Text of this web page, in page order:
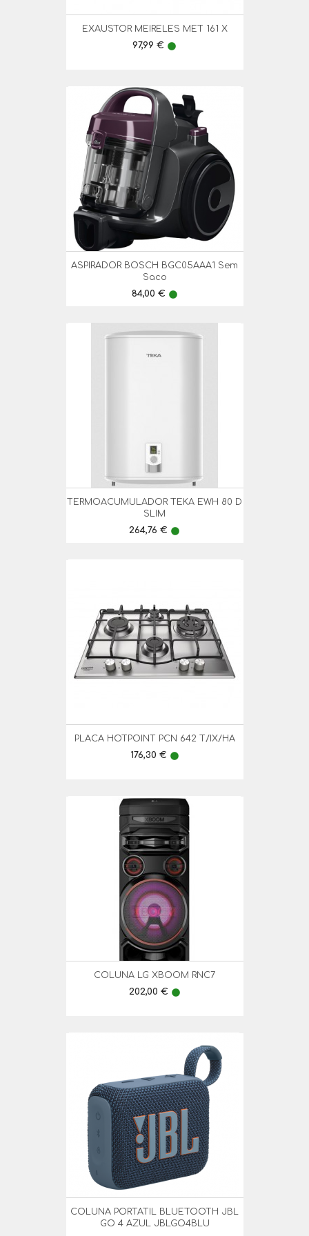
EXAUSTOR MEIRELES MET 161 X
Preço
97,99 € lens
ASPIRADOR BOSCH BGC05AAA1 Sem
Saco
Preço
84,00 € lens
TERMOACUMULADOR TEKA EWH 80 D
SLIM
Preço
264,76 € lens
PLACA HOTPOINT PCN 642 T/IX/HA
Preço
176,30 € lens
COLUNA LG XBOOM RNC7
Preço
202,00 € lens
COLUNA PORTATIL BLUETOOTH JBL
GO 4 AZUL JBLGO4BLU